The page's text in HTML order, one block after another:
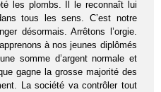
les plombs. Il le reconnaît lui
tous les sens. C’est notre
désormais. Arrêtons l’orgie.
à nos jeunes diplômés
somme d’argent normale et
gagne la grosse majorité des
La société va contrôler tout